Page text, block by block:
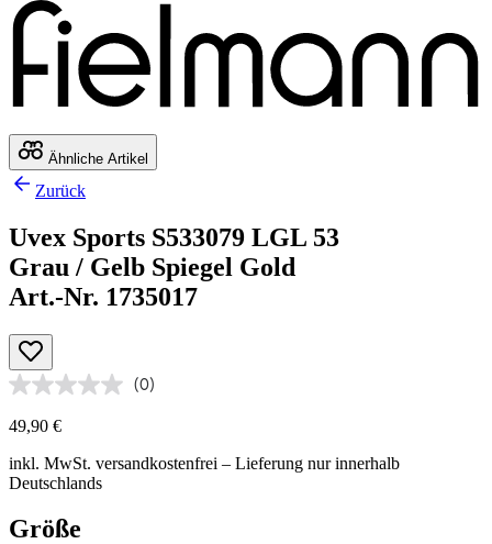
Ähnliche Artikel
Zurück
Uvex Sports S533079 LGL 53
Grau / Gelb Spiegel Gold
Art.-Nr. 1735017
(0)
49,90 €
inkl. MwSt. versandkostenfrei – Lieferung nur innerhalb
Deutschlands
Größe